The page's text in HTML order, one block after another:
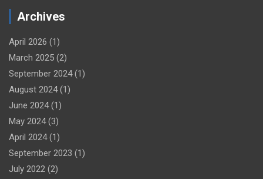
Archives
April 2026 (1)
March 2025 (2)
September 2024(1)
August 2024(1)
June 2024(1)
May 2024(3)
April 2024(1)
September 2023 (1)
July 2022 (2)